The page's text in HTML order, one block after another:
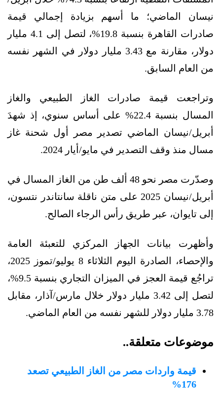
نيسان الماضي؛ ما أسهم بزيادة إجمالي قيمة
صادرات القاهرة بنسبة 19.8%، لتصل إلى 4.1 مليار
دولار، مقارنة مع 3.43 مليار دولار في الشهر نفسه
من العام السابق.
وتراجعت قيمة صادرات الغاز الطبيعي والغاز
المسال بنسبة 22.4% على أساس سنوي، إذ شهدَ
أبريل/نيسان الماضي تصدير مصر أول شحنة غاز
مسال منذ وقف التصدير في مايو/أيار 2024.
وصدّرت مصر نحو 48 ألف طن من الغاز المسال في
أبريل/نيسان 2025 على متن ناقلة سانتاندر نتسون،
إلى تايوان، عبر طريق رأس الرجاء الصالح.
وأظهرت بيانات الجهاز المركزي للتعبئة العامة
والإحصاء، الصادرة اليوم الثلاثاء 8 يوليو/تموز 2025،
تراجُع قيمة العجز في الميزان التجاري بنسبة 9.5%،
لتصل إلى 3.42 مليار دولار خلال مارس/آذار، مقابل
3.78 مليار دولار للشهر نفسه من العام الماضي.
موضوعات متعلقة..
قيمة واردات مصر من الغاز الطبيعي تصعد
176%